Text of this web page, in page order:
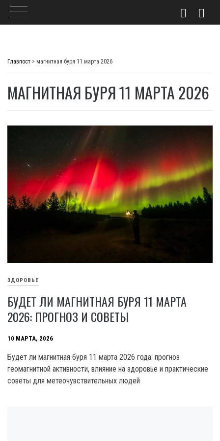
Главпост > магнитная буря 11 марта 2026
МАГНИТНАЯ БУРЯ 11 МАРТА 2026
ЗДОРОВЬЕ
БУДЕТ ЛИ МАГНИТНАЯ БУРЯ 11 МАРТА
2026: ПРОГНОЗ И СОВЕТЫ
10 МАРТА, 2026
Будет ли магнитная буря 11 марта 2026 года: прогноз
геомагнитной активности, влияние на здоровье и практические
советы для метеочувствительных людей